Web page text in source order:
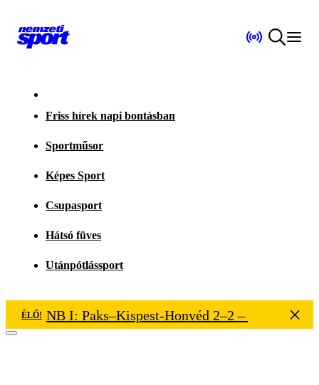
Friss hírek napi bontásban
Sportműsor
Képes Sport
Csupasport
Hátsó füves
Utánpótlássport
ÉLŐ! NB I: Paks–Kispest-Honvéd 2–2 – VÉGE